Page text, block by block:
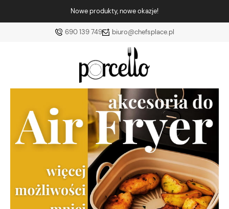
Nowe produkty, nowe okazje!
690 139 749 biuro@chefsplace.pl